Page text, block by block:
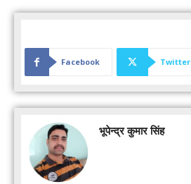
Facebook Twitter
भूपेन्द्र कुमार सिंह